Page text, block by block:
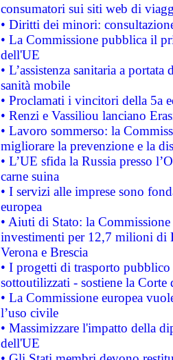
consumatori sui siti web di
• Diritti dei minori:
• La Commissione pubblica il
dell'UE
• L’assistenza sanitaria a
sanità mobile
• Proclamati i vincitori della 5a
• Renzi e Vassiliou lanciano
• Lavoro sommerso: la
migliorare la prevenzione e la
• L’UE sfida la Russia presso
carne suina
• I servizi alle imprese sono
europea
• Aiuti di Stato: la
investimenti per 12,7 milioni di
Verona e Brescia
• I progetti di trasporto
sottoutilizzati - sostiene la Corte
• La Commissione europea
l’uso civile
• Massimizzare l'impatto della
dell'UE